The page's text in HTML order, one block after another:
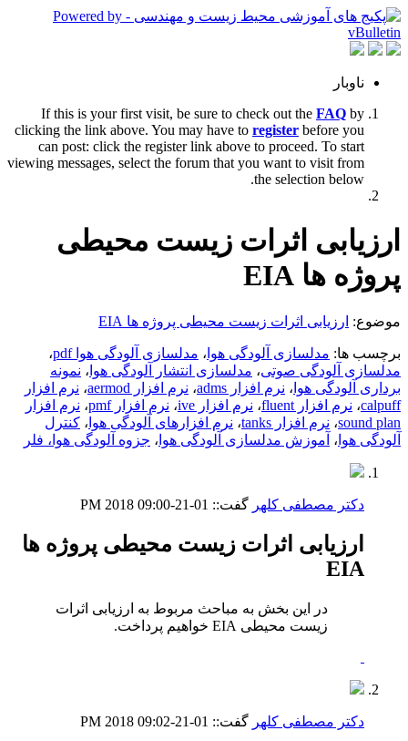
ناوبار
If this is your first visit, be sure to check out the FAQ by
clicking the link above. You may have to register before you
can post: click the register link above to proceed. To start
viewing messages, select the forum that you want to visit from
the selection below.
ارزیابی اثرات زیست محیطی
پروژه ها EIA
موضوع: ارزیابی اثرات زیست محیطی پروژه ها EIA
برچسب ها: مدلسازی آلودگی هوا ، مدلسازی آلودگی هوا pdf
،
مدلسازی آلودگی صوتی، مدلسازی انتشار آلودگی هوا ، نمونه
برداری آلودگی هوا ، نرم افزار adms ، نرم افزار aermod ، نرم افزار
calpuff، نرم افزار fluent ، نرم افزار ive ، نرم افزار pmf ، نرم افزار
sound plan، نرم افزار tanks ، نرم افزارهای آلودگی هوا ، کنترل
آلودگی هوا ، آموزش مدلسازی آلودگی هوا ، جزوه آلودگی هوا، فلر
دکتر مصطفی کلهر گفت:: 01-21-2018
09:00 PM
ارزیابی اثرات زیست محیطی پروژه ها
EIA
در این بخش به مباحث مربوط به ارزیابی اثرات
زیست محیطی EIA خواهیم پرداخت.
دکتر مصطفی کلهر گفت:: 01-21-2018
09:02 PM